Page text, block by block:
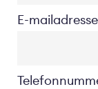
E-mailadresse